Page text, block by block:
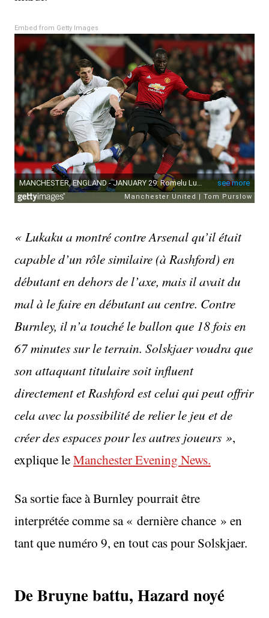
Embed from Getty Images
« Lukaku a montré contre Arsenal qu’il était
capable d’un rôle similaire (à Rashford) en
débutant en dehors de l’axe, mais il avait du
mal à le faire en débutant au centre. Contre
Burnley, il n’a touché le ballon que 18 fois en
67 minutes sur le terrain. Solskjaer voudra que
son attaquant titulaire soit influent
directement et Rashford est celui qui peut offrir
cela avec la possibilité de relier le jeu et de
créer des espaces pour les autres joueurs »,
explique leManchester Evening News.
Sa sortie face à Burnley pourrait être
interprétée comme sa « dernière chance » en
tant que numéro 9, en tout cas pour Solskjaer.
De Bruyne battu, Hazard noyé